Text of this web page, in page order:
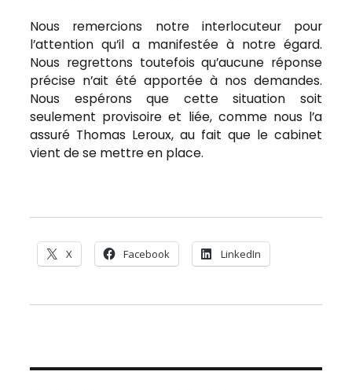
Nous remercions notre interlocuteur pour
l’attention qu’il a manifestée à notre égard.
Nous regrettons toutefois qu’aucune réponse
précise n’ait été apportée à nos demandes.
Nous espérons que cette situation soit
seulement provisoire et liée, comme nous l’a
assuré Thomas Leroux, au fait que le cabinet
vient de se mettre en place.
X Facebook LinkedIn